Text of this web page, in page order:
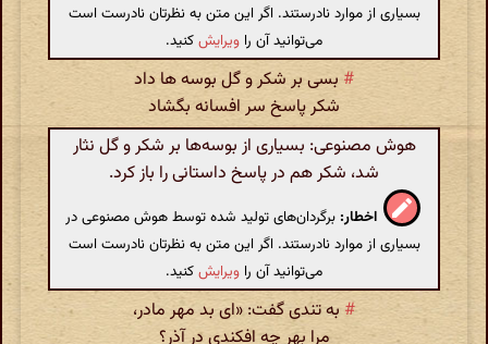
بسیاری از موارد نادرستند. اگر این متن به نظرتان نادرست است
می‌توانید آن را ویرایشکنید.
# بسی بر شکر و گل بوسه ها داد
شکر پاسخ سر افسانه بگشاد
هوش مصنوعی: بسیاری از بوسه‌ها بر شکر و گل نثار
شد، شکر هم در پاسخ داستانی را باز کرد.
اخطار: برگردان‌های تولید شده توسط هوش مصنوعی در
بسیاری از موارد نادرستند. اگر این متن به نظرتان نادرست است
می‌توانید آن را ویرایشکنید.
# به تندی گفت: «ای بد مهر مادر،
مرا بهر چه افکندی در آذر؟